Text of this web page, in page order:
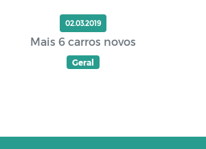
02.03.2019
Mais 6 carros novos
Geral